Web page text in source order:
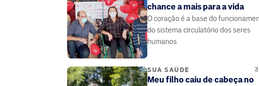
chance a mais para a vida
O coração é a base do
do sistema circulatório dos seres
humanos
SUA SAÚDE 3
Meu filho caiu de cabeça no